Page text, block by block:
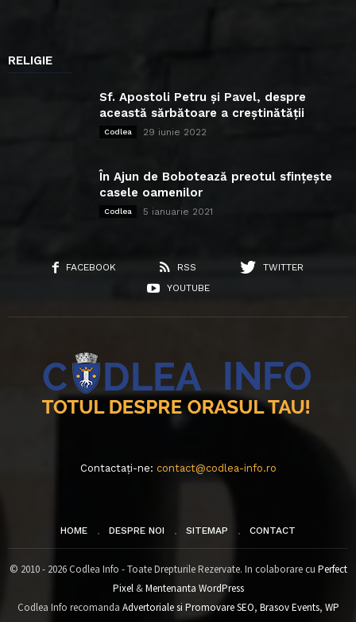
RELIGIE
Sf. Apostoli Petru și Pavel, despre
această sărbătoare a creștinătății
Codlea 29 iunie 2022
În Ajun de Bobotează preotul sfințește
casele oamenilor
Codlea 5 ianuarie 2021
FACEBOOK RSS
TWITTER
YOUTUBE
Contactați-ne: contact@codlea-info.ro
HOME DESPRE NOI SITEMAP CONTACT
© 2010 - 2026 Codlea Info - Toate Drepturile Rezervate. In colaborare cu Perfect
Pixel&Mentenanta WordPress
Codlea Info recomanda Advertoriale si Promovare SEO, Brasov Events, WP